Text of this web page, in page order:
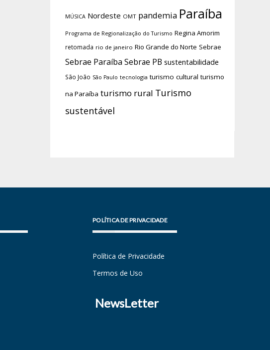
MÚSICA Nordeste OMT pandemia Paraíba
Programa de Regionalização do Turismo Regina Amorim
retomada rio de janeiro Rio Grande do Norte Sebrae
Sebrae Paraíba Sebrae PB sustentabilidade
São João São Paulo tecnologia turismo cultural turismo
na Paraíba turismo rural Turismo
sustentável
POLÍTICA DE PRIVACIDADE
Política de Privacidade
Termos de Uso
NewsLetter